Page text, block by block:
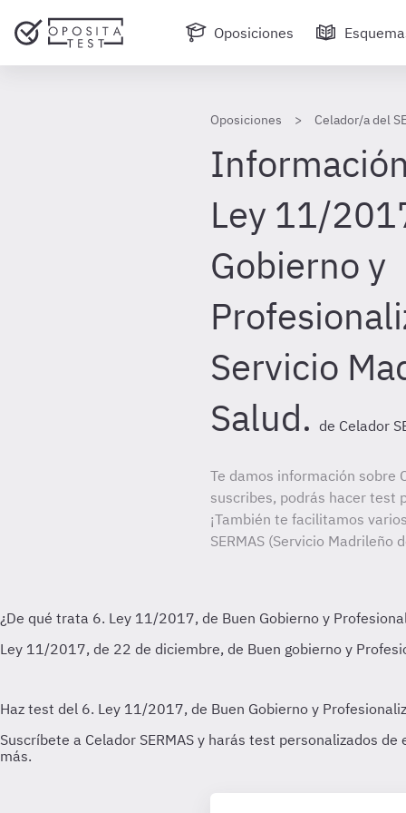
Oposiciones
Oposiciones Celador/a del
Ley 11/
Gobierno y
Servicio
Salud. de Celador
Te damos información sobre
suscribes, podrás hacer test
¡También te facilitamos
SERMAS (Servicio Madrileño